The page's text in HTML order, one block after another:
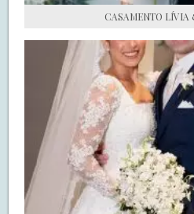
CASAMENTO LÍVIA